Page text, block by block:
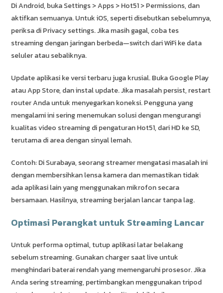
Di Android, buka Settings > Apps > Hot51 > Permissions, dan
aktifkan semuanya. Untuk iOS, seperti disebutkan sebelumnya,
periksa di Privacy settings. Jika masih gagal, coba tes
streaming dengan jaringan berbeda—switch dari WiFi ke data
seluler atau sebaliknya.
Update aplikasi ke versi terbaru juga krusial. Buka Google Play
atau App Store, dan instal update. Jika masalah persist, restart
router Anda untuk menyegarkan koneksi. Pengguna yang
mengalami ini sering menemukan solusi dengan mengurangi
kualitas video streaming di pengaturan Hot51, dari HD ke SD,
terutama di area dengan sinyal lemah.
Contoh: Di Surabaya, seorang streamer mengatasi masalah ini
dengan membersihkan lensa kamera dan memastikan tidak
ada aplikasi lain yang menggunakan mikrofon secara
bersamaan. Hasilnya, streaming berjalan lancar tanpa lag.
Optimasi Perangkat untuk Streaming Lancar
Untuk performa optimal, tutup aplikasi latar belakang
sebelum streaming. Gunakan charger saat live untuk
menghindari baterai rendah yang memengaruhi prosesor. Jika
Anda sering streaming, pertimbangkan menggunakan tripod